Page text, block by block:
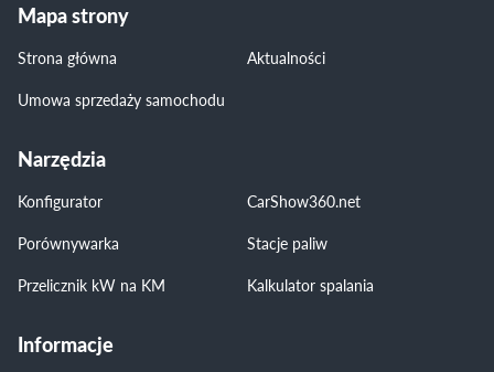
Mapa strony
Strona główna
Aktualności
Umowa sprzedaży samochodu
Narzędzia
Konfigurator
CarShow360.net
Porównywarka
Stacje paliw
Przelicznik kW na KM
Kalkulator spalania
Informacje